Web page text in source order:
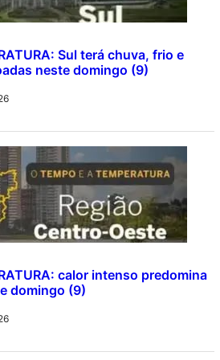
Sul terá chuva, frio e
neste domingo (9)
calor intenso predomina
domingo (9)